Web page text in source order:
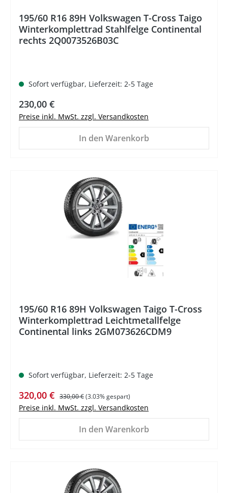
195/60 R16 89H Volkswagen T-Cross Taigo
Winterkomplettrad Stahlfelge Continental
rechts 2Q0073526B03C
Sofort verfügbar, Lieferzeit: 2-5 Tage
Regulärer Preis:
230,00 €
Preise inkl. MwSt. zzgl. Versandkosten
In den Warenkorb
195/60 R16 89H Volkswagen Taigo T-Cross
Winterkomplettrad Leichtmetallfelge
Continental links 2GM073626CDM9
Sofort verfügbar, Lieferzeit: 2-5 Tage
Verkaufspreis:
320,00 € Regulärer Preis:
330,00 €(3.03% gespart)
Preise inkl. MwSt. zzgl. Versandkosten
In den Warenkorb